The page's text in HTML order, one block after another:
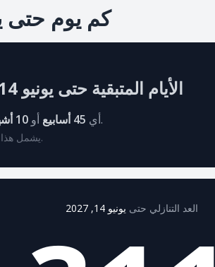
كم يوم حتى يونيو
الأيام المتبقية حتى يونيو 14, 2027
أي 45 أسابيع أو 10 أشهر حتى التاريخ المستهدف.
* يشمل هذا الحساب جميع أيام الأسبوع.
العد التنازلي حتى يونيو 14, 2027